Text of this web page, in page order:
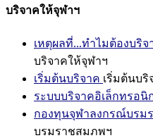
บริจาคให้จุฬาฯ
เหตุผลที่...ทำไมต้องบริจ
บริจาคให้จุฬาฯ
เริ่มต้นบริจาค เริ่มต้นบริ
ระบบบริจาคอิเล็กทรอนิ
กองทุนจุฬาลงกรณ์บรม
บรมราชสมภพฯ